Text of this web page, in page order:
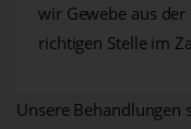
wir Gewebe aus
richtigen Stelle im
Unsere Behandlungen